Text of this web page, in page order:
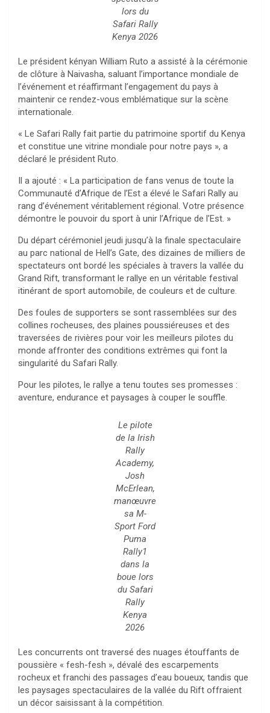
lors du
Safari Rally
Kenya 2026
Le président kényan William Ruto a assisté à la cérémonie
de clôture à Naivasha, saluant l’importance mondiale de
l’événement et réaffirmant l’engagement du pays à
maintenir ce rendez-vous emblématique sur la scène
internationale.
« Le Safari Rally fait partie du patrimoine sportif du Kenya
et constitue une vitrine mondiale pour notre pays », a
déclaré le président Ruto.
Il a ajouté : « La participation de fans venus de toute la
Communauté d’Afrique de l’Est a élevé le Safari Rally au
rang d’événement véritablement régional. Votre présence
démontre le pouvoir du sport à unir l’Afrique de l’Est. »
Du départ cérémoniel jeudi jusqu’à la finale spectaculaire
au parc national de Hell’s Gate, des dizaines de milliers de
spectateurs ont bordé les spéciales à travers la vallée du
Grand Rift, transformant le rallye en un véritable festival
itinérant de sport automobile, de couleurs et de culture.
Des foules de supporters se sont rassemblées sur des
collines rocheuses, des plaines poussiéreuses et des
traversées de rivières pour voir les meilleurs pilotes du
monde affronter des conditions extrêmes qui font la
singularité du Safari Rally.
Pour les pilotes, le rallye a tenu toutes ses promesses :
aventure, endurance et paysages à couper le souffle.
Le pilote
de la Irish
Rally
Academy,
Josh
McErlean,
manœuvre
sa M-
Sport Ford
Puma
Rally1
dans la
boue lors
du Safari
Rally
Kenya
2026
Les concurrents ont traversé des nuages étouffants de
poussière « fesh-fesh », dévalé des escarpements
rocheux et franchi des passages d’eau boueux, tandis que
les paysages spectaculaires de la vallée du Rift offraient
un décor saisissant à la compétition.